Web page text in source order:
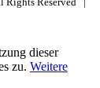
dieser
zu. Weitere